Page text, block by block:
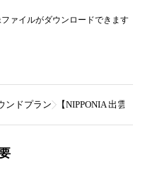
ァイルがダウンロードできます
ンドプラン 【NIPPONIA 出雲